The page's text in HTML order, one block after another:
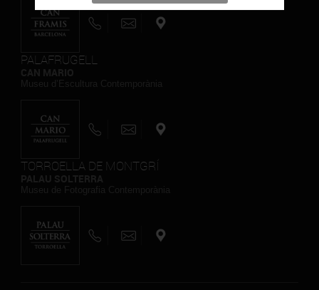
PALAFRUGELL
TORROELLA DE MONTGRÍ